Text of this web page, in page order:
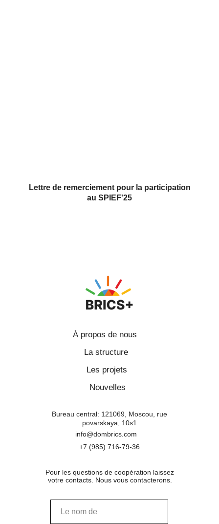
Lettre de remerciement pour la participation
au SPIEF'25
Les projets
Nouvelles
La structure
Pour les questions de coopération laissez
votre contacts. Nous vous contacterons.
À propos de nous
Bureau central: 121069, Moscou, rue
povarskaya, 10s1
info@dombrics.com
+7 (985) 716-79-36